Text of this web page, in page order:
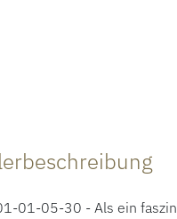
01-05-30 - Als ein